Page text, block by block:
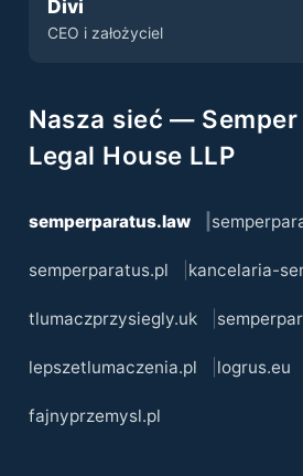
Divi
CEO i założyciel
Nasza sieć —
Legal House LLP
semperparatus.law
semperparatus.pl kancelaria-
tlumaczprzysiegly.uk
lepszetlumaczenia.pl logrus.eu
fajnyprzemysl.pl